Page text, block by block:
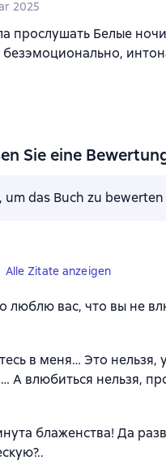
2025
прослушать Белые
Sie eine
, um das Buch zu
Alle Zitate anzeigen
люблю вас, что вы не
в меня… Это нельзя,
А влюбиться нельзя,
блаженства! Да